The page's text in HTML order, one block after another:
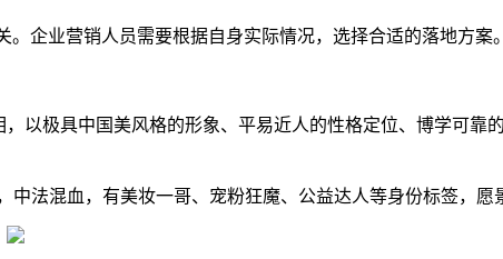
企业营销人员需要根据自身实际情况，选择合适的落地方案。
以极具中国美风格的形象、平易近人的性格定位、博学可靠
法混血，有美妆一哥、宠粉狂魔、公益达人等身份标签，愿